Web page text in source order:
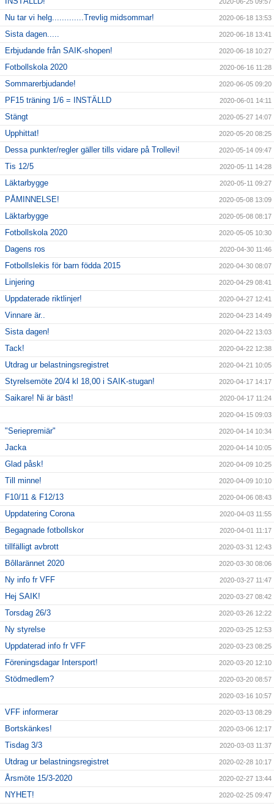
2020-06-25 09:57
Nu tar vi helg.............Trevlig midsommar! 2020-06-18 13:53
Sista dagen..... 2020-06-18 13:41
Erbjudande från SAIK-shopen! 2020-06-18 10:27
Fotbollskola 2020 2020-06-16 11:28
Sommarerbjudande! 2020-06-05 09:20
PF15 träning 1/6 = INSTÄLLD 2020-06-01 14:11
Stängt 2020-05-27 14:07
Upphittat! 2020-05-20 08:25
Dessa punkter/regler gäller tills vidare på Trollevi! 2020-05-14 09:47
Tis 12/5 2020-05-11 14:28
Läktarbygge 2020-05-11 09:27
PÅMINNELSE! 2020-05-08 13:09
Läktarbygge 2020-05-08 08:17
Fotbollskola 2020 2020-05-05 10:30
Dagens ros 2020-04-30 11:46
Fotbollslekis för barn födda 2015 2020-04-30 08:07
Linjering 2020-04-29 08:41
Uppdaterade riktlinjer! 2020-04-27 12:41
Vinnare är.. 2020-04-23 14:49
Sista dagen! 2020-04-22 13:03
Tack! 2020-04-22 12:38
Utdrag ur belastningsregistret 2020-04-21 10:05
Styrelsemöte 20/4 kl 18,00 i SAIK-stugan! 2020-04-17 14:17
Saikare! Ni är bäst! 2020-04-17 11:24
2020-04-15 09:03
"Seriepremiär" 2020-04-14 10:34
Jacka 2020-04-14 10:05
Glad påsk! 2020-04-09 10:25
Till minne! 2020-04-09 10:10
F10/11 & F12/13 2020-04-06 08:43
Uppdatering Corona 2020-04-03 11:55
Begagnade fotbollskor 2020-04-01 11:17
tillfälligt avbrott 2020-03-31 12:43
Bôllarännet 2020 2020-03-30 08:06
Ny info fr VFF 2020-03-27 11:47
Hej SAIK! 2020-03-27 08:42
Torsdag 26/3 2020-03-26 12:22
Ny styrelse 2020-03-25 12:53
Uppdaterad info fr VFF 2020-03-23 08:25
Föreningsdagar Intersport! 2020-03-20 12:10
Stödmedlem? 2020-03-20 08:57
2020-03-16 10:57
VFF informerar 2020-03-13 08:29
Bortskänkes! 2020-03-06 12:17
Tisdag 3/3 2020-03-03 11:37
Utdrag ur belastningsregistret 2020-02-28 10:17
Årsmöte 15/3-2020 2020-02-27 13:44
NYHET! 2020-02-25 09:47